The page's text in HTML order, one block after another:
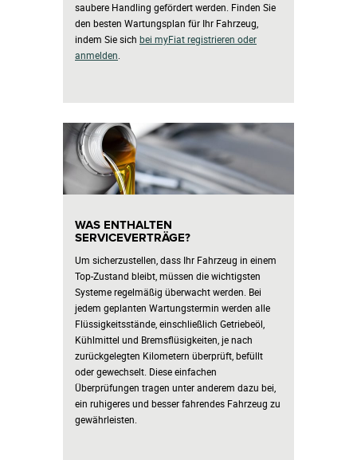
saubere Handling gefördert werden. Finden Sie
den besten Wartungsplan für Ihr Fahrzeug,
indem Sie sich bei myFiat registrieren oder
anmelden
WAS ENTHALTEN
SERVICEVERTRÄGE?
Um sicherzustellen, dass Ihr Fahrzeug in einem
Top-Zustand bleibt, müssen die wichtigsten
Systeme regelmäßig überwacht werden. Bei
jedem geplanten Wartungstermin werden alle
Flüssigkeitsstände, einschließlich Getriebeöl,
Kühlmittel und Bremsflüsigkeiten, je nach
zurückgelegten Kilometern überprüft, befüllt
oder gewechselt. Diese einfachen
Überprüfungen tragen unter anderem dazu bei,
ein ruhigeres und besser fahrendes Fahrzeug zu
gewährleisten.